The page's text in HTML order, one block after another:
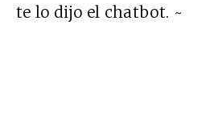
te lo dijo el chatbot. ~